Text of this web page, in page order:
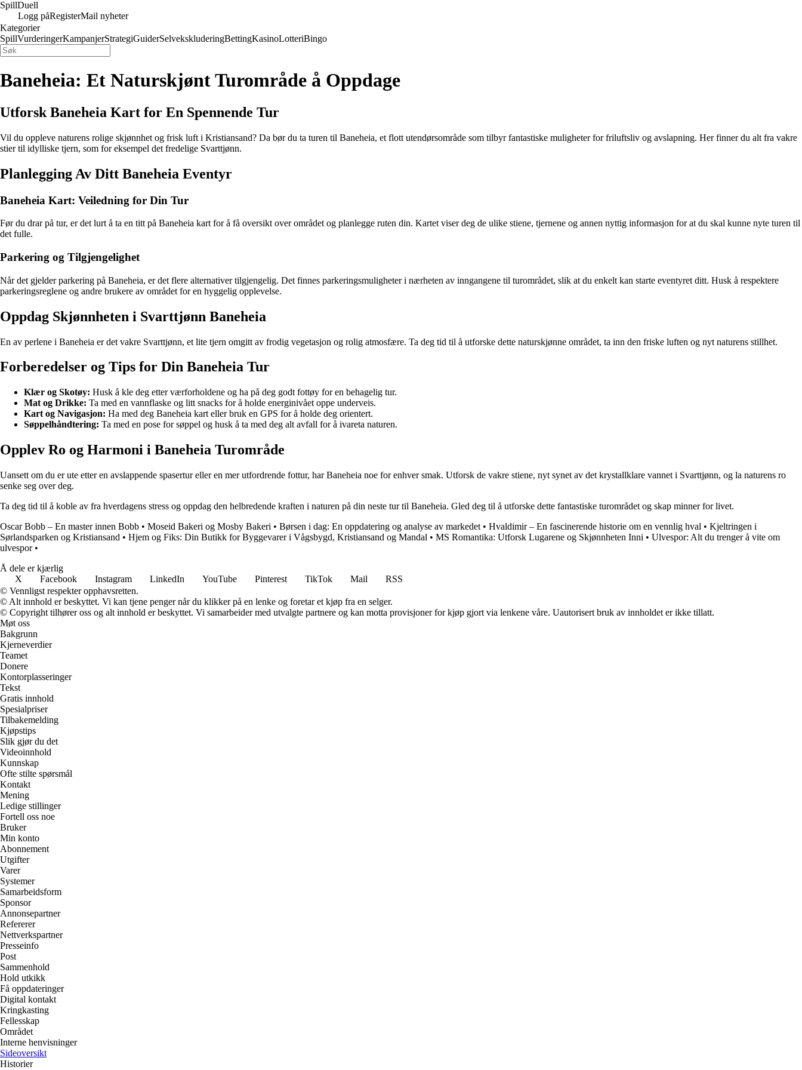
SpillDuell
Logg påRegisterMail nyheter
Kategorier
SpillVurderingerKampanjerStrategiGuiderSelvekskluderingBettingKasinoLotteriBingo
Baneheia: Et Naturskjønt Turområde å Oppdage
Utforsk Baneheia Kart for En Spennende Tur
Vil du oppleve naturens rolige skjønnhet og frisk luft i Kristiansand? Da bør du ta turen til Baneheia, et flott utendørsområde som tilbyr fantastiske muligheter for friluftsliv og avslapning. Her finner du alt fra vakre
stier til idylliske tjern, som for eksempel det fredelige Svarttjønn.
Planlegging Av Ditt Baneheia Eventyr
Baneheia Kart: Veiledning for Din Tur
Før du drar på tur, er det lurt å ta en titt på Baneheia kart for å få oversikt over området og planlegge ruten din. Kartet viser deg de ulike stiene, tjernene og annen nyttig informasjon for at du skal kunne nyte turen til
det fulle.
Parkering og Tilgjengelighet
Når det gjelder parkering på Baneheia, er det flere alternativer tilgjengelig. Det finnes parkeringsmuligheter i nærheten av inngangene til turområdet, slik at du enkelt kan starte eventyret ditt. Husk å respektere
parkeringsreglene og andre brukere av området for en hyggelig opplevelse.
Oppdag Skjønnheten i Svarttjønn Baneheia
En av perlene i Baneheia er det vakre Svarttjønn, et lite tjern omgitt av frodig vegetasjon og rolig atmosfære. Ta deg tid til å utforske dette naturskjønne området, ta inn den friske luften og nyt naturens stillhet.
Forberedelser og Tips for Din Baneheia Tur
Klær og Skotøy: Husk å kle deg etter værforholdene og ha på deg godt fottøy for en behagelig tur.
Mat og Drikke: Ta med en vannflaske og litt snacks for å holde energinivået oppe underveis.
Kart og Navigasjon: Ha med deg Baneheia kart eller bruk en GPS for å holde deg orientert.
Søppelhåndtering: Ta med en pose for søppel og husk å ta med deg alt avfall for å ivareta naturen.
Opplev Ro og Harmoni i Baneheia Turområde
Uansett om du er ute etter en avslappende spasertur eller en mer utfordrende fottur, har Baneheia noe for enhver smak. Utforsk de vakre stiene, nyt synet av det krystallklare vannet i Svarttjønn, og la naturens ro
senke seg over deg.
Ta deg tid til å koble av fra hverdagens stress og oppdag den helbredende kraften i naturen på din neste tur til Baneheia. Gled deg til å utforske dette fantastiske turområdet og skap minner for livet.
Oscar Bobb – En master innen Bobb • Moseid Bakeri og Mosby Bakeri • Børsen i dag: En oppdatering og analyse av markedet • Hvaldimir – En fascinerende historie om en vennlig hval • Kjeltringen i
Sørlandsparken og Kristiansand • Hjem og Fiks: Din Butikk for Byggevarer i Vågsbygd, Kristiansand og Mandal • MS Romantika: Utforsk Lugarene og Skjønnheten Inni • Ulvespor: Alt du trenger å vite om
ulvespor•
Å dele er kjærlig
X
Facebook Instagram LinkedIn YouTube Pinterest TikTok Mail
RSS
© Vennligst respekter opphavsretten.
© Alt innhold er beskyttet. Vi kan tjene penger når du klikker på en lenke og foretar et kjøp fra en selger.
© Copyright tilhører oss og alt innhold er beskyttet. Vi samarbeider med utvalgte partnere og kan motta provisjoner for kjøp gjort via lenkene våre. Uautorisert bruk av innholdet er ikke tillatt.
Møt oss
Bakgrunn
Kjerneverdier
Teamet
Donere
Kontorplasseringer
Tekst
Gratis innhold
Spesialpriser
Tilbakemelding
Kjøpstips
Slik gjør du det
Videoinnhold
Kunnskap
Ofte stilte spørsmål
Kontakt
Mening
Ledige stillinger
Fortell oss noe
Bruker
Min konto
Abonnement
Utgifter
Varer
Systemer
Samarbeidsform
Sponsor
Annonsepartner
Refererer
Nettverkspartner
Presseinfo
Post
Sammenhold
Hold utkikk
Få oppdateringer
Digital kontakt
Kringkasting
Fellesskap
Området
Interne henvisninger
Sideoversikt
Historier